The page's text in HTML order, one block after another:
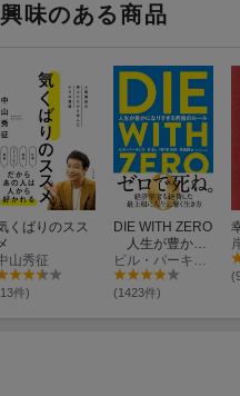
味のある商品
くばりのスス
メ
山秀征
件)
DIE WITH ZERO
人生が豊かに
なりすぎる究極
のルール
(1423件)